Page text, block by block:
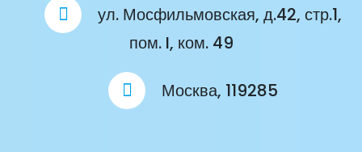
ул. Мосфильмовская, д.42, стр.1,
пом. I, ком. 49
Москва, 119285